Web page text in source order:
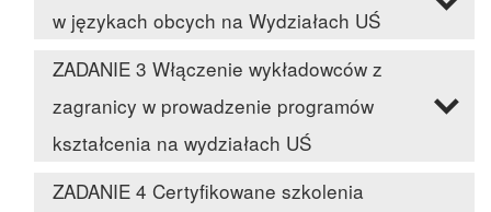
w językach obcych na Wydziałach UŚ
ZADANIE 3 Włączenie wykładowców z
zagranicy w prowadzenie programów
kształcenia na wydziałach UŚ
ZADANIE 4 Certyfikowane szkolenia